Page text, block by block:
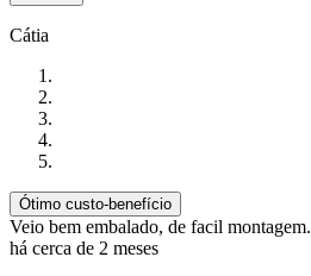
Cátia
Ótimo custo-benefício
Veio bem embalado, de facil montagem.
há cerca de 2 meses